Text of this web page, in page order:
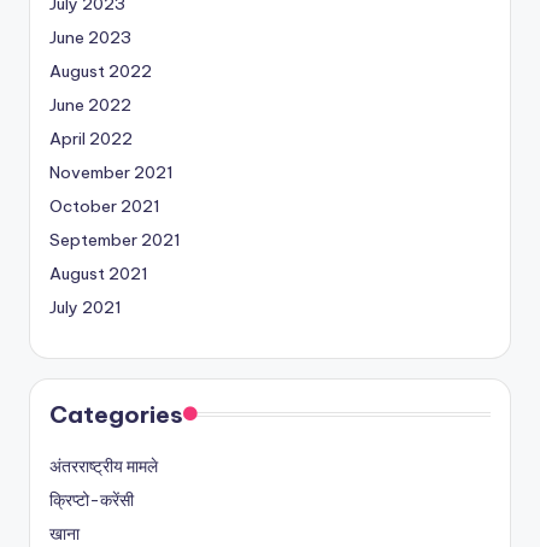
June 2023
August 2022
June 2022
April 2022
November 2021
October 2021
September 2021
August 2021
July 2021
Categories
अंतरराष्ट्रीय मामले
क्रिप्टो-करेंसी
खाना